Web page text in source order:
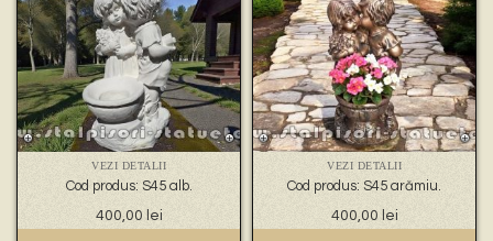
🌸 – jardiniere pentru flori –
🏗 – socluri și stative –
🦌 – statuete animale sălbatice –
🐕 – statuete animale domestice –
🧘 – statuete buddha –
🧺 – statuete cu coșulețe –
🐉 – statuete gargoyles –
👼 – statuete religioase și îngerași –
🦜 – statuete păsări –
💧 – statuete pentru fântâni –
🍄 – statuete pitici și troli –
VEZI DETALII
Cod produs: S45 alb.
400,00 lei
VEZI DETALII
Cod produs: S45 arămiu.
400,00 lei